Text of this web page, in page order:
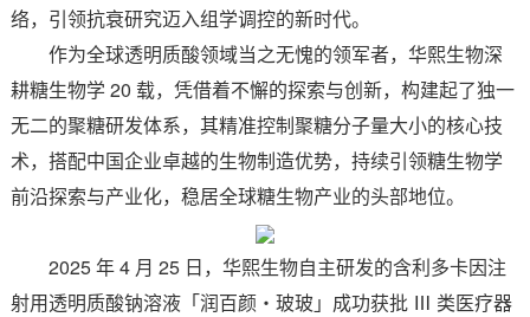
络，引领抗衰研究迈入组学调控的新时代。
作为全球透明质酸领域当之无愧的领军者，华熙生物深
耕糖生物学 20 载，凭借着不懈的探索与创新，构建起了独一
无二的聚糖研发体系，其精准控制聚糖分子量大小的核心技
术，搭配中国企业卓越的生物制造优势，持续引领糖生物学
前沿探索与产业化，稳居全球糖生物产业的头部地位。
2025 年 4 月 25 日，华熙生物自主研发的含利多卡因注
射用透明质酸钠溶液「润百颜・玻玻」成功获批 Ⅲ 类医疗器